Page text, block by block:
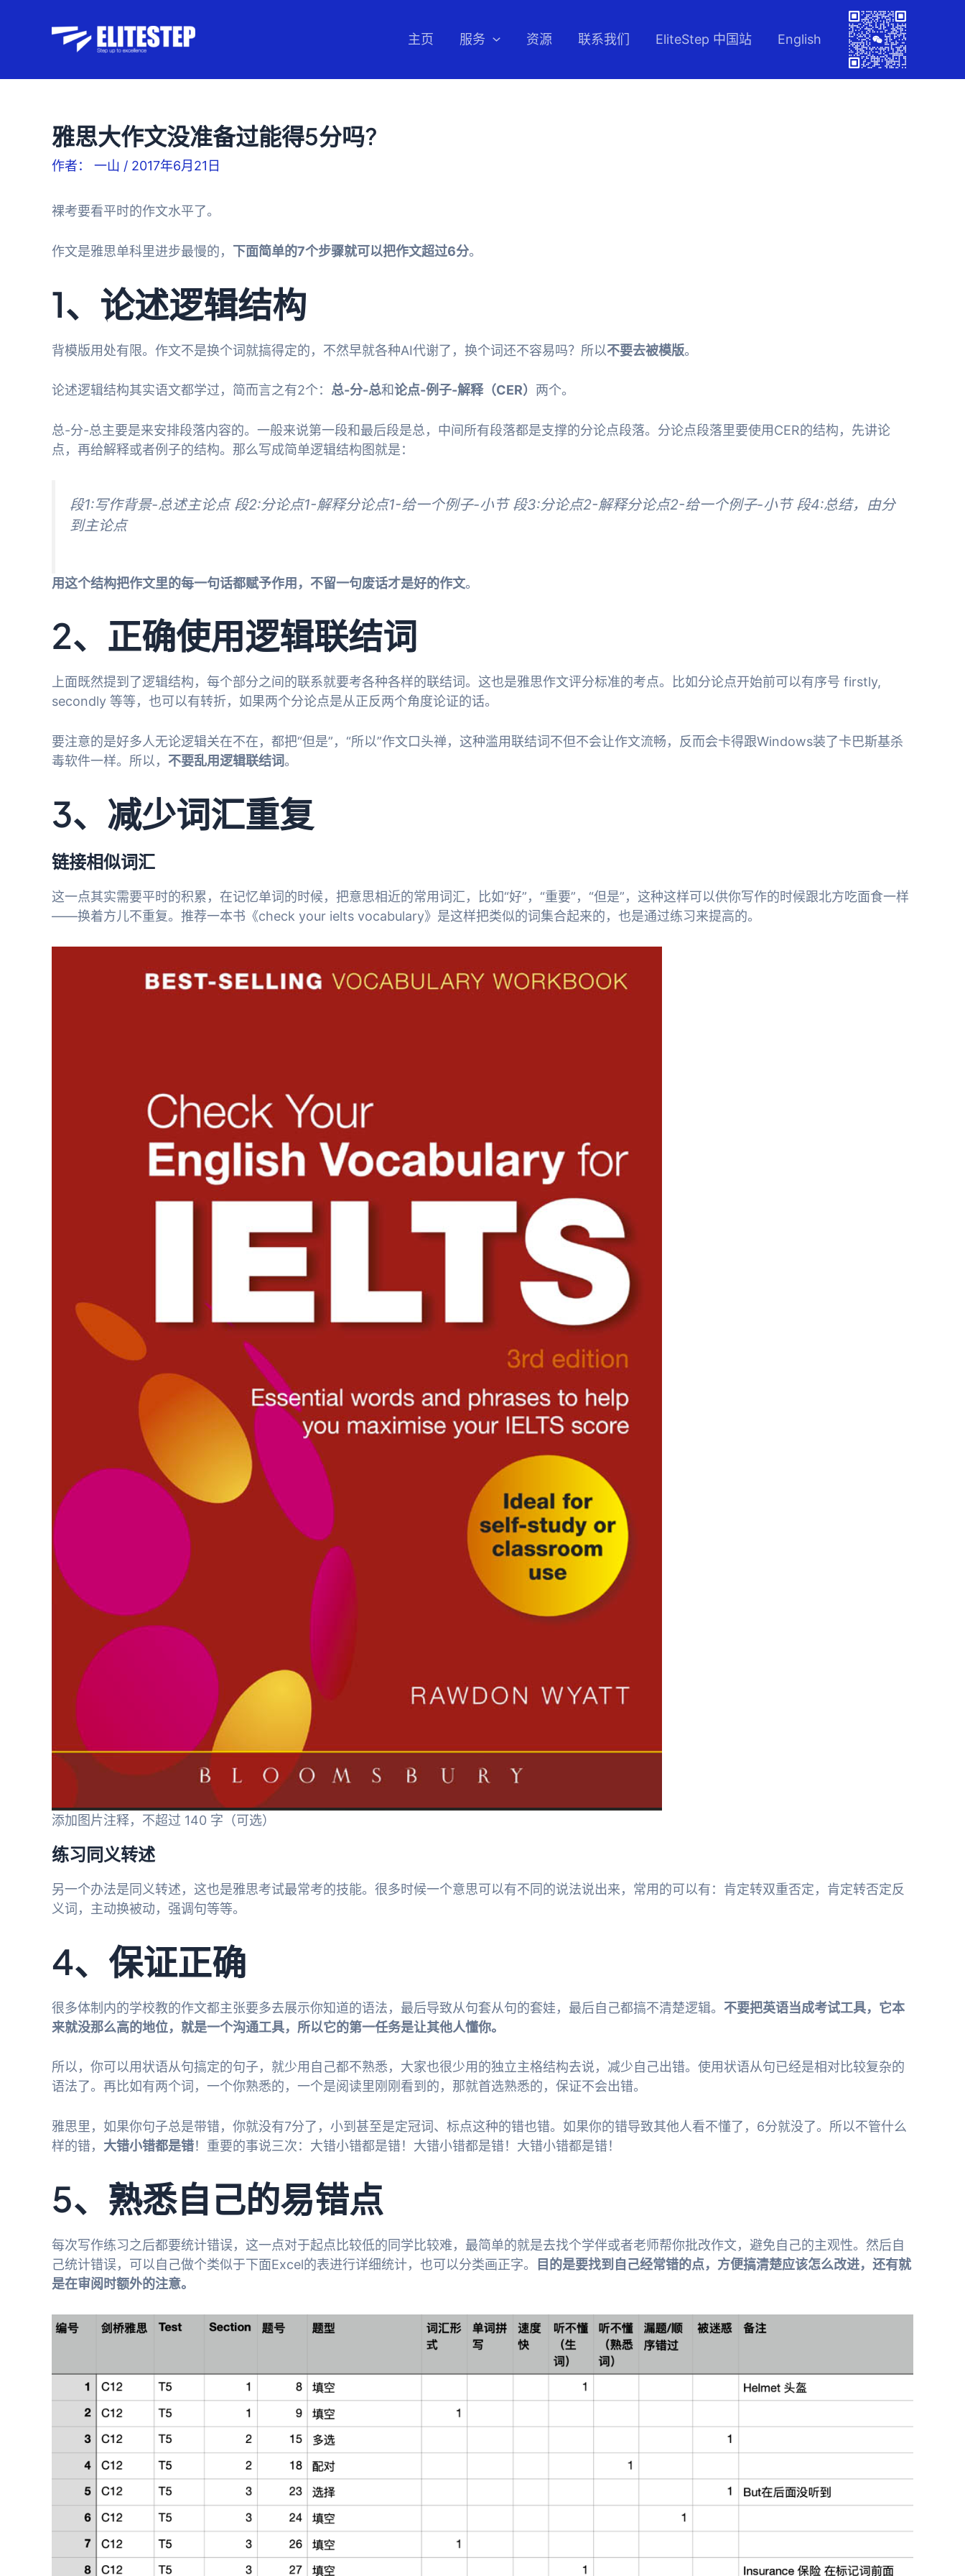
主页 服务 资源 联系我们 EliteStep 中国站 English
雅思大作文没准备过能得5分吗?
作者： 一山 / 2017年6月21日
裸考要看平时的作文水平了。
作文是雅思单科里进步最慢的， 下面简单的7个步骤就可以把作文超过6分。
1、论述逻辑结构
背模版用处有限。作文不是换个词就搞得定的，不然早就各种AI代谢了，换个词还不容易吗？所以不要去被模版。
论述逻辑结构其实语文都学过，简而言之有2个： 总-分-总和论点-例子-解释（CER） 两个。
总-分-总主要是来安排段落内容的。一般来说第一段和最后段是总，中间所有段落都是支撑的分论点段落。分论点段落里要使用CER的结构，先讲论
点，再给解释或者例子的结构。那么写成简单逻辑结构图就是：
段1:写作背景-总述主论点 段2:分论点1-解释分论点1-给一个例子-小节 段3:分论点2-解释分论点2-给一个例子-小节 段4:总结，由分
到主论点
用这个结构把作文里的每一句话都赋予作用，不留一句废话才是好的作文。
2、正确使用逻辑联结词
上面既然提到了逻辑结构，每个部分之间的联系就要考各种各样的联结词。这也是雅思作文评分标准的考点。比如分论点开始前可以有序号 firstly,
secondly 等等，也可以有转折，如果两个分论点是从正反两个角度论证的话。
要注意的是好多人无论逻辑关在不在，都把“但是”，“所以”作文口头禅，这种滥用联结词不但不会让作文流畅，反而会卡得跟Windows装了卡巴斯基杀
毒软件一样。所以， 不要乱用逻辑联结词。
3、减少词汇重复
链接相似词汇
这一点其实需要平时的积累，在记忆单词的时候，把意思相近的常用词汇，比如“好”，“重要”，“但是”，这种这样可以供你写作的时候跟北方吃面食一样
——换着方儿不重复。推荐一本书《check your ielts vocabulary》是这样把类似的词集合起来的，也是通过练习来提高的。
添加图片注释，不超过 140 字（可选）
练习同义转述
另一个办法是同义转述，这也是雅思考试最常考的技能。很多时候一个意思可以有不同的说法说出来，常用的可以有：肯定转双重否定，肯定转否定反
义词，主动换被动，强调句等等。
4、保证正确
很多体制内的学校教的作文都主张要多去展示你知道的语法，最后导致从句套从句的套娃，最后自己都搞不清楚逻辑。 不要把英语当成考试工具，它本
来就没那么高的地位，就是一个沟通工具，所以它的第一任务是让其他人懂你。
所以，你可以用状语从句搞定的句子，就少用自己都不熟悉，大家也很少用的独立主格结构去说，减少自己出错。使用状语从句已经是相对比较复杂的
语法了。再比如有两个词，一个你熟悉的，一个是阅读里刚刚看到的，那就首选熟悉的，保证不会出错。
雅思里，如果你句子总是带错，你就没有7分了，小到甚至是定冠词、标点这种的错也错。如果你的错导致其他人看不懂了，6分就没了。所以不管什么
样的错， 大错小错都是错！重要的事说三次：大错小错都是错！大错小错都是错！大错小错都是错！
5、熟悉自己的易错点
每次写作练习之后都要统计错误，这一点对于起点比较低的同学比较难，最简单的就是去找个学伴或者老师帮你批改作文，避免自己的主观性。然后自
己统计错误，可以自己做个类似于下面Excel的表进行详细统计，也可以分类画正字。
目的是要找到自己经常错的点，方便搞清楚应该怎么改进，还有就
是在审阅时额外的注意。